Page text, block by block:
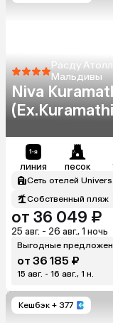
Расду
Мальдивы
Niva
линия песок
Сеть отелей
Собственный пляж
от 36 049 ₽
25 авг. - 26 авг., 1 ночь
Выгодные
от 36 185 ₽
15 авг. - 16 авг., 1 н.
Кешбэк + 377